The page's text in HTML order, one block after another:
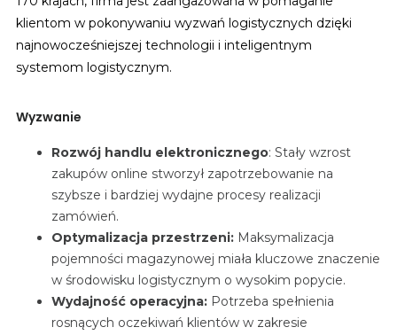
klientom w pokonywaniu wyzwań logistycznych dzięki
najnowocześniejszej technologii i inteligentnym
systemom logistycznym.
Wyzwanie
Rozwój handlu elektronicznego: Stały wzrost
zakupów online stworzył zapotrzebowanie na
szybsze i bardziej wydajne procesy realizacji
zamówień.
Optymalizacja przestrzeni: Maksymalizacja
pojemności magazynowej miała kluczowe znaczenie
w środowisku logistycznym o wysokim popycie.
Wydajność operacyjna: Potrzeba spełnienia
rosnących oczekiwań klientów w zakresie